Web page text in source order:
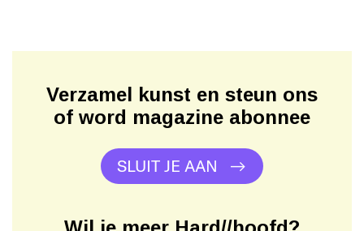
Verzamel kunst en steun ons
of word magazine abonnee
SLUIT JE AAN